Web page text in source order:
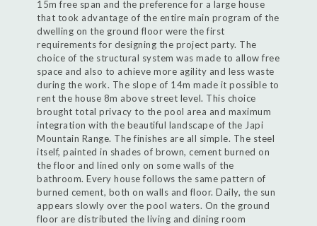
15m free span and the preference for a large house
that took advantage of the entire main program of the
dwelling on the ground floor were the first
requirements for designing the project party. The
choice of the structural system was made to allow free
space and also to achieve more agility and less waste
during the work. The slope of 14m made it possible to
rent the house 8m above street level. This choice
brought total privacy to the pool area and maximum
integration with the beautiful landscape of the Japi
Mountain Range. The finishes are all simple. The steel
itself, painted in shades of brown, cement burned on
the floor and lined only on some walls of the
bathroom. Every house follows the same pattern of
burned cement, both on walls and floor. Daily, the sun
appears slowly over the pool waters. On the ground
floor are distributed the living and dining room